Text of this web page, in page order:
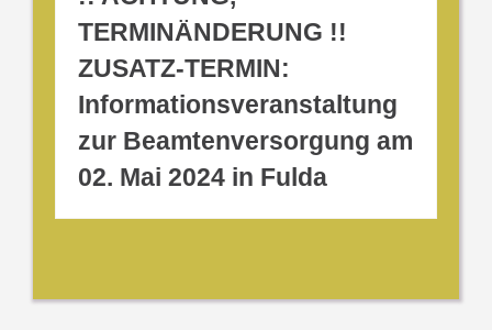
TERMINÄNDERUNG !!
ZUSATZ-TERMIN:
Informationsveranstaltung
zur Beamtenversorgung am
02. Mai 2024 in Fulda